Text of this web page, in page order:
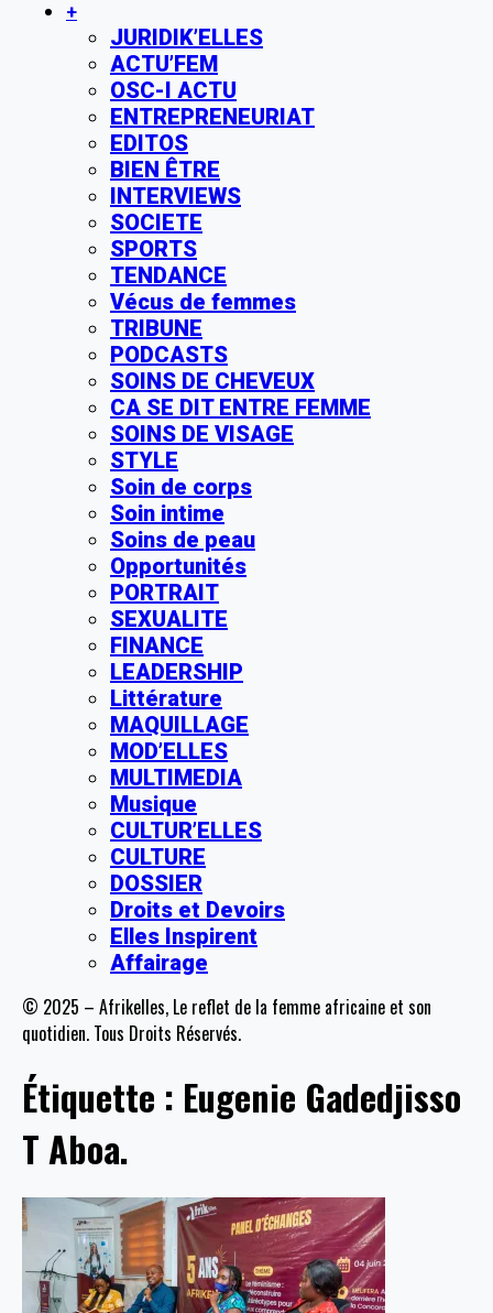
+
JURIDIK’ELLES
ACTU’FEM
OSC-I ACTU
ENTREPRENEURIAT
EDITOS
BIEN ÊTRE
INTERVIEWS
SOCIETE
SPORTS
TENDANCE
Vécus de femmes
TRIBUNE
PODCASTS
SOINS DE CHEVEUX
CA SE DIT ENTRE FEMME
SOINS DE VISAGE
STYLE
Soin de corps
Soin intime
Soins de peau
Opportunités
PORTRAIT
SEXUALITE
FINANCE
LEADERSHIP
Littérature
MAQUILLAGE
MOD’ELLES
MULTIMEDIA
Musique
CULTUR’ELLES
CULTURE
DOSSIER
Droits et Devoirs
Elles Inspirent
Affairage
© 2025 – Afrikelles, Le reflet de la femme africaine et son
quotidien. Tous Droits Réservés.
Étiquette : Eugenie Gadedjisso
T Aboa.